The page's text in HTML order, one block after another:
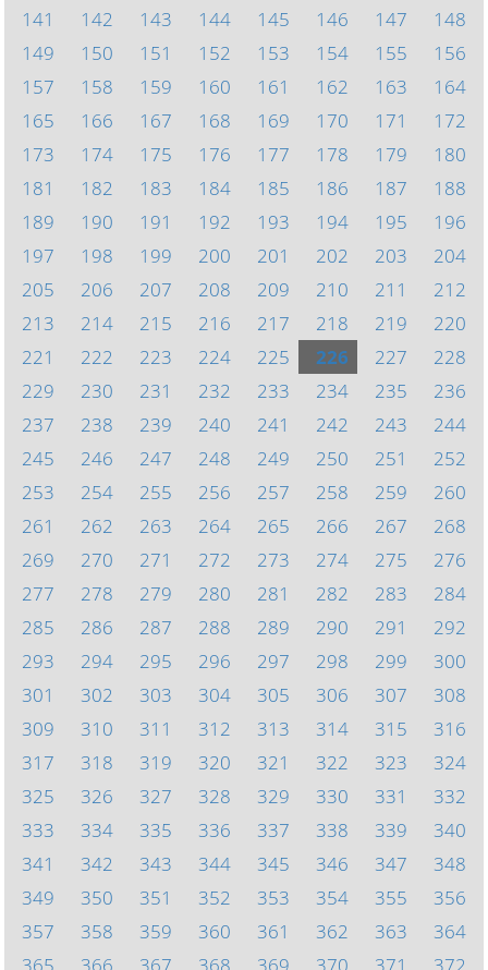
141
142 143 144 145 146 147
148
149
150 151 152 153 154 155
156
157
158 159 160 161 162 163
164
165
166 167 168 169 170 171
172
173
174 175 176 177 178 179
180
181
182 183 184 185 186 187
188
189
190 191 192 193 194 195
196
197
198 199 200 201 202 203
204
205
206 207 208 209 210 211
212
213
214 215 216 217 218 219
220
221
222 223 224 225 226 227
228
229
230 231 232 233 234 235
236
237
238 239 240 241 242 243
244
245
246 247 248 249 250 251
252
253
254 255 256 257 258 259
260
261
262 263 264 265 266 267
268
269
270 271 272 273 274 275
276
277
278 279 280 281 282 283
284
285
286 287 288 289 290 291
292
293
294 295 296 297 298 299
300
301
302 303 304 305 306 307
308
309
310 311 312 313 314 315
316
317
318 319 320 321 322 323
324
325
326 327 328 329 330 331
332
333
334 335 336 337 338 339
340
341
342 343 344 345 346 347
348
349
350 351 352 353 354 355
356
357
358 359 360 361 362 363
364